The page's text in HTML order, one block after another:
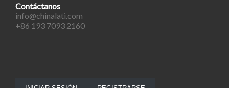
Contáctanos
info@chinalati.com
+86 193 7093 2160